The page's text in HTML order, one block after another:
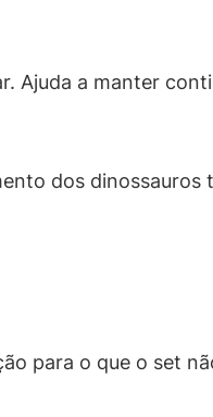
Ajuda a manter
dos
para o que o set